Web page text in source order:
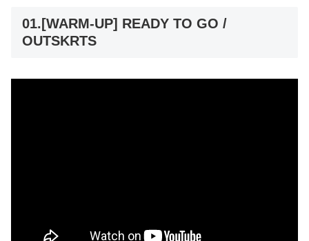
01.[WARM-UP] READY TO GO /
OUTSKRTS